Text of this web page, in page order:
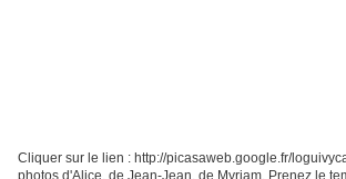
Cliquer sur le lien : http://picasaweb.google.fr/
photos d'Alice, de Jean-Jean, de Myriam. Prenez le